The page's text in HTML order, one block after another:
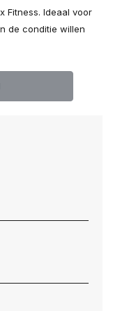
Fitness. Ideaal voor
de conditie willen